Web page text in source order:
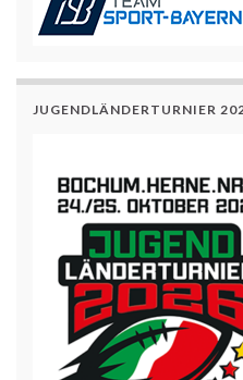
JUGENDLÄNDERTURNIER